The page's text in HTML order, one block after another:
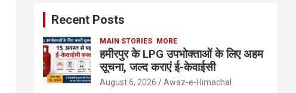
Recent Posts
MAIN STORIES MORE
हमीरपुर के LPG उपभोक्ताओं के लिए अहम
सूचना, जल्द कराएं ई-केवाईसी
August 6, 2026 Awaz-e-Himachal